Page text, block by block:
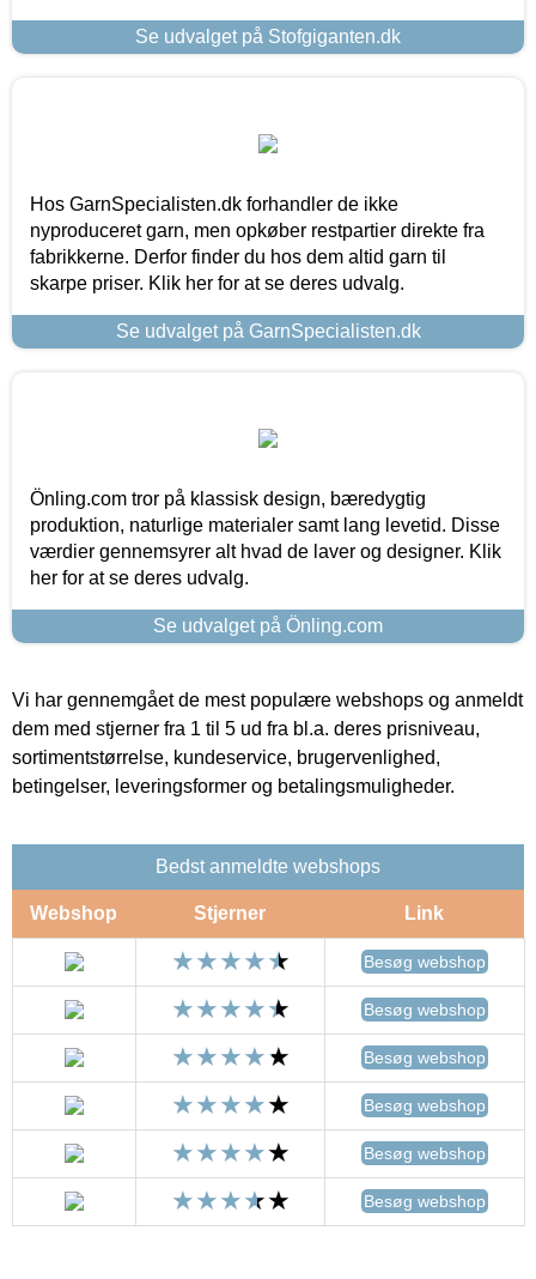
Se udvalget på Stofgiganten.dk
Hos GarnSpecialisten.dk forhandler de ikke
nyproduceret garn, men opkøber restpartier direkte fra
fabrikkerne. Derfor finder du hos dem altid garn til
skarpe priser. Klik her for at se deres udvalg.
Se udvalget på GarnSpecialisten.dk
Önling.com tror på klassisk design, bæredygtig
produktion, naturlige materialer samt lang levetid. Disse
værdier gennemsyrer alt hvad de laver og designer. Klik
her for at se deres udvalg.
Se udvalget på Önling.com
Vi har gennemgået de mest populære webshops og anmeldt
dem med stjerner fra 1 til 5 ud fra bl.a. deres prisniveau,
sortimentstørrelse, kundeservice, brugervenlighed,
betingelser, leveringsformer og betalingsmuligheder.
Bedst anmeldte webshops
Webshop Stjerner Link
Besøg webshop
Besøg webshop
Besøg webshop
Besøg webshop
Besøg webshop
Besøg webshop